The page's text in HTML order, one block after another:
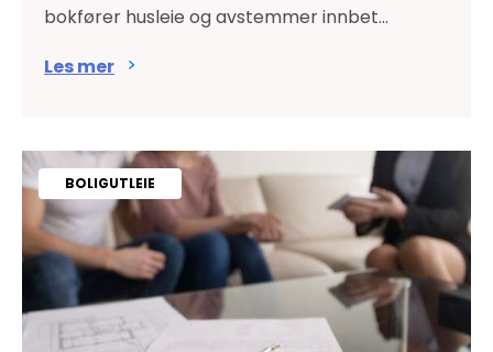
bokfører husleie og avstemmer innbet...
Les mer
BOLIGUTLEIE